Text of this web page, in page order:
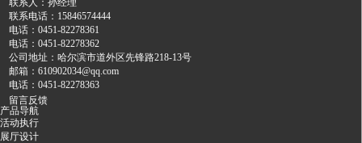
联系电话：15846574444
电话：0451-82278361
电话：0451-82278362
公司地址：哈尔滨市道外区先锋路218-13号
邮箱：610902034@qq.com
电话：0451-82278363
留言反馈
产品导航
活动执行
展厅设计